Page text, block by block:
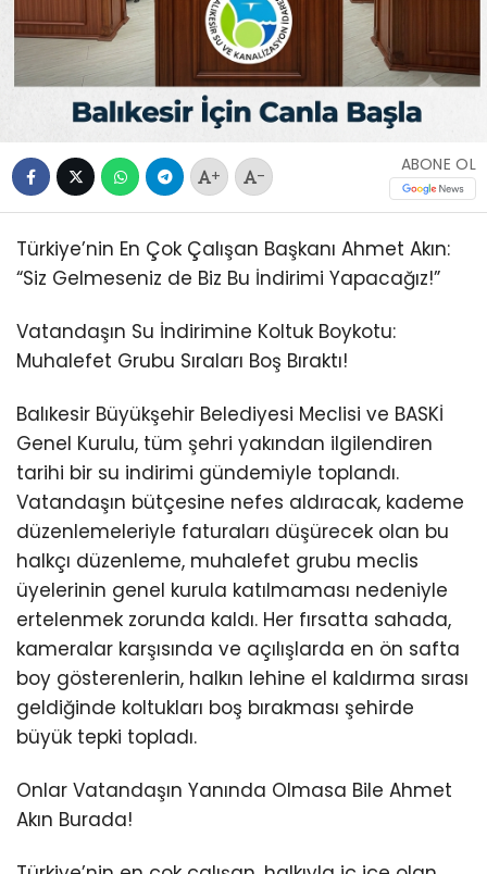
+ -
ABONE OL
Türkiye’nin En Çok Çalışan Başkanı Ahmet Akın:
“Siz Gelmeseniz de Biz Bu İndirimi Yapacağız!”
Vatandaşın Su İndirimine Koltuk Boykotu:
Muhalefet Grubu Sıraları Boş Bıraktı!
Balıkesir Büyükşehir Belediyesi Meclisi ve BASKİ
Genel Kurulu, tüm şehri yakından ilgilendiren
tarihi bir su indirimi gündemiyle toplandı.
Vatandaşın bütçesine nefes aldıracak, kademe
düzenlemeleriyle faturaları düşürecek olan bu
halkçı düzenleme, muhalefet grubu meclis
üyelerinin genel kurula katılmaması nedeniyle
ertelenmek zorunda kaldı. Her fırsatta sahada,
kameralar karşısında ve açılışlarda en ön safta
boy gösterenlerin, halkın lehine el kaldırma sırası
geldiğinde koltukları boş bırakması şehirde
büyük tepki topladı.
Onlar Vatandaşın Yanında Olmasa Bile Ahmet
Akın Burada!